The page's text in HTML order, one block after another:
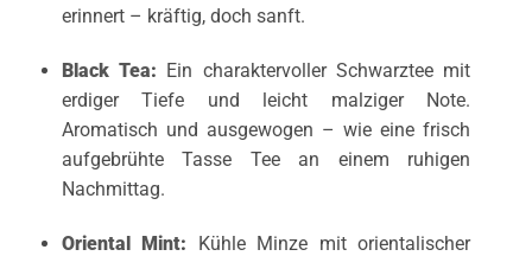
erinnert – kräftig, doch sanft.
Black Tea: Ein charaktervoller Schwarztee mit
erdiger Tiefe und leicht malziger Note.
Aromatisch und ausgewogen – wie eine frisch
aufgebrühte Tasse Tee an einem ruhigen
Nachmittag.
Oriental Mint: Kühle Minze mit orientalischer